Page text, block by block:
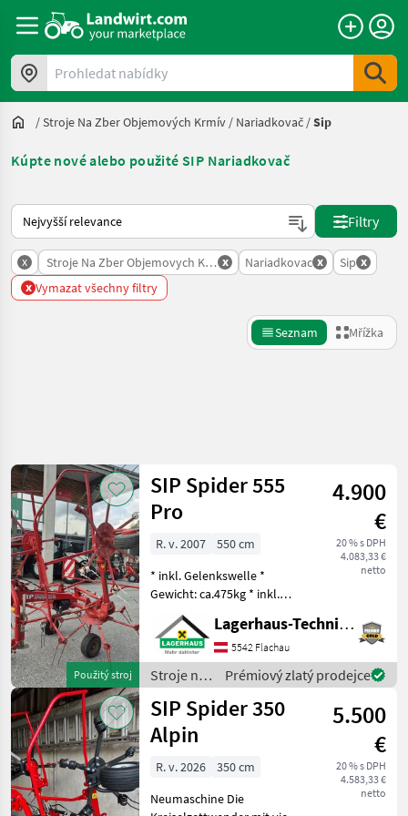
Prohledat nabídky
/Stroje Na Zber Objemových Krmív / Nariadkovač /Sip
Kúpte nové alebo použité SIP Nariadkovač
Takto se řadí nabídky na Landwirt.com
Filtry
x Stroje Na Zber Objemovych Krmiv
x Nariadkovac x Sip x
x Vymazat všechny filtry
Seznam Mřížka
Kategorie 4 Země Filtry
AKTUÁLNÍ
CESTA
poľnohospodárska
technika
Stroje Na Zber
Objemovych
Krmiv
Nariadkovac
Sip
VYBRAT
KATEGORII
SIP
Obnovit
Zobrazit
90
výsledků
Použitý stroj
SIP Spider 555
Pro
4.900
€
20 % s DPH
4.083,33 €
netto
R. v. 2007
550 cm
* inkl. Gelenkswelle *
Gewicht: ca.475kg * inkl.
Tastrad * hydraulisch
klappbar * mech.
Grenzstreueinrichtung Wir
bitten telefonisch oder per
Mail Ihren Besuc
Lagerhaus-Technik Flachau
5542 Flachau
Stroje na
zber
objemových
krmív /
SIP
Prémiový zlatý prodejce
SIP Spider 350
Alpin
5.500
€
20 % s DPH
4.583,33 €
netto
R. v. 2026
350 cm
Neumaschine Die